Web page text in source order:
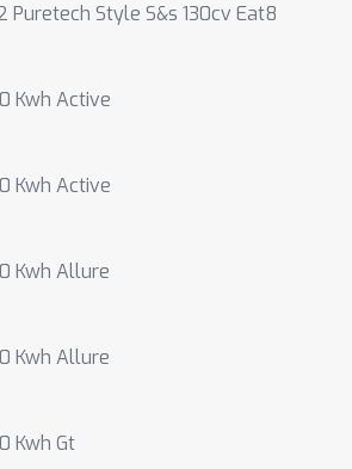
Puretech Style S&s 130cv Eat8
Kwh Active
Kwh Active
Kwh Allure
Kwh Allure
Kwh Gt